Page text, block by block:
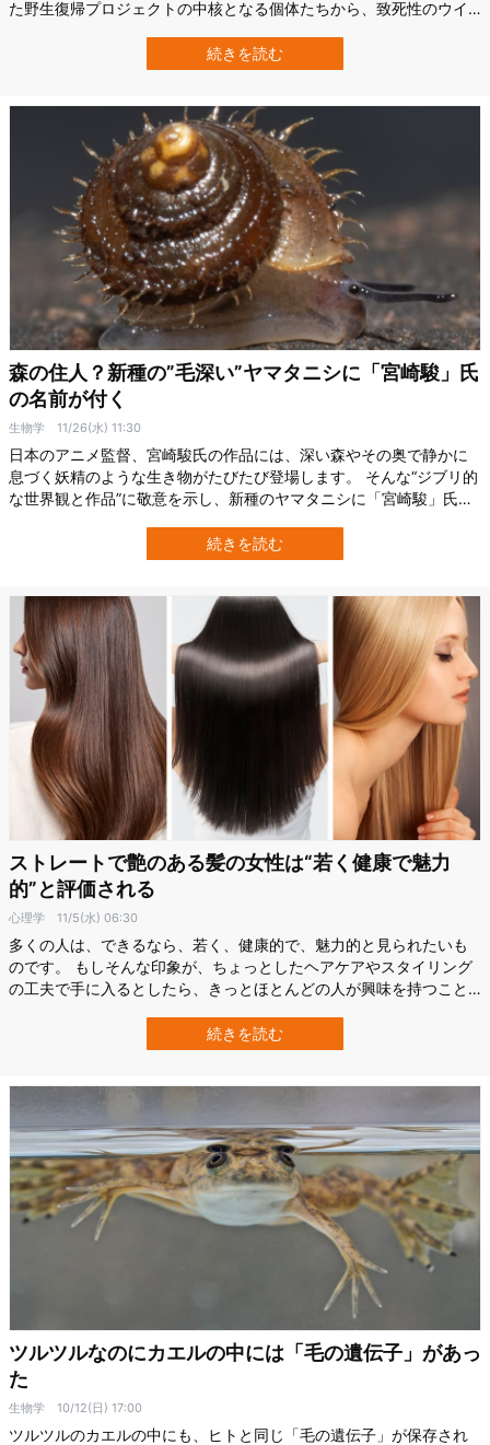
た野生復帰プロジェクトの中核となる個体たちから、致死性のウイ
「野生に鳥を戻す」挑戦が、大きな壁にぶつかっています。 今回の
出来事は、1種類の鳥の問題を超えて、絶滅危惧種をどう守るべきか
続きを読む
森の住人？新種の”毛深い”ヤマタニシに「宮崎駿」氏
の名前が付く
生物学 11/26(水) 11:30
日本のアニメ監督、宮崎駿氏の作品には、深い森やその奥で静かに
息づく妖精のような生き物がたびたび登場します。 そんな“ジブリ的
な世界観と作品”に敬意を示し、新種のヤマタニシに「宮崎駿」氏の
ったことが報告されています。 インドの野生動物保護団体
「Thackeray Wildlife Foundation」 を中心とする国際チームは、西
続きを読む
ストレートで艶のある髪の女性は“若く健康で魅力
的”と評価される
心理学 11/5(水) 06:30
多くの人は、できるなら、若く、健康的で、魅力的と見られたいも
のです。 もしそんな印象が、ちょっとしたヘアケアやスタイリング
の工夫で手に入るとしたら、きっとほとんどの人が興味を持つこと
が、私たちの見た目評価にどれほど大きな影響を与えているのか
を、科学的に明らかにした最新の研究があります。 この研究は、ウ
続きを読む
ツルツルなのにカエルの中には「毛の遺伝子」があっ
た
生物学 10/12(日) 17:00
ツルツルのカエルの中にも、ヒトと同じ「毛の遺伝子」が保存され